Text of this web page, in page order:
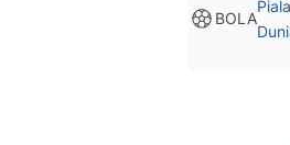
BOLA
Piala